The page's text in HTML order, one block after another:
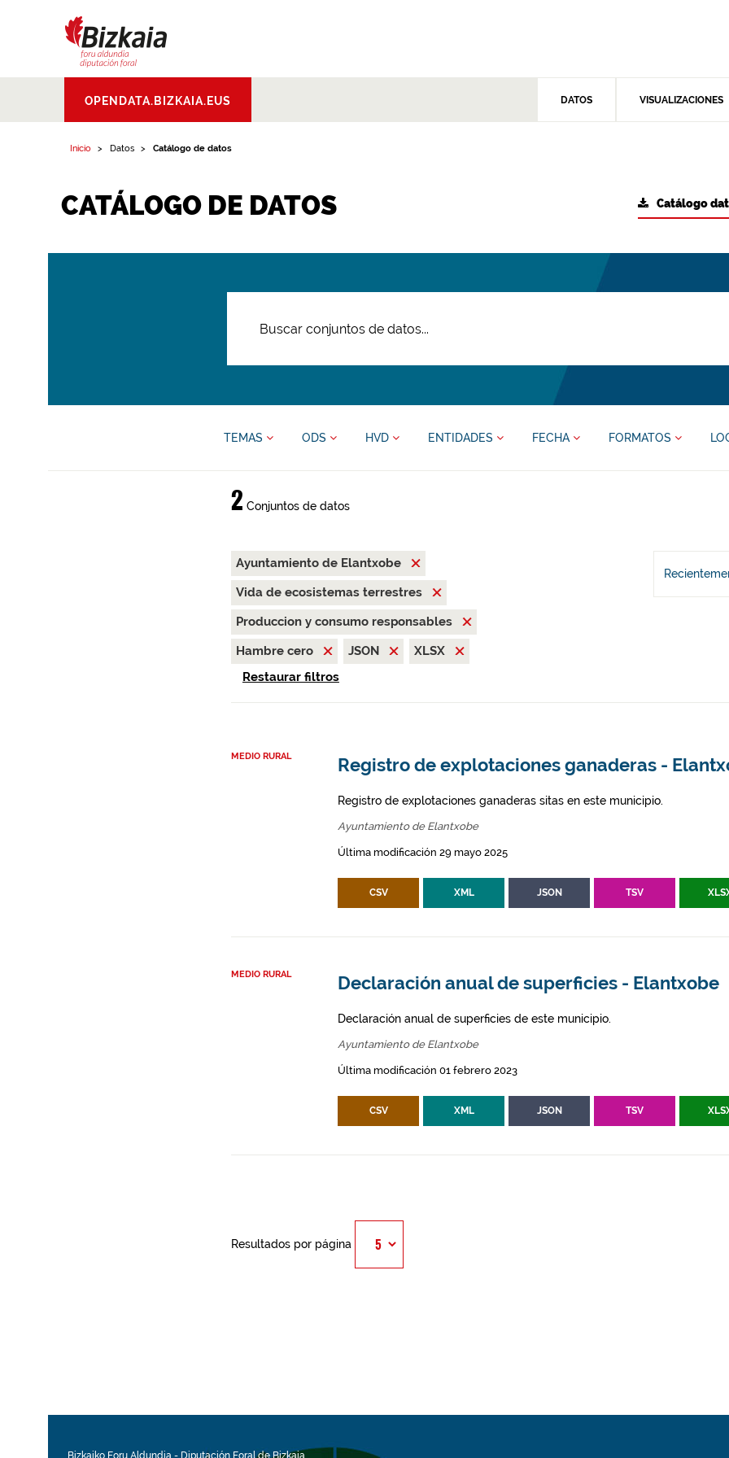
Aldundia.Diputacion
Foral de Bizkaia
OPENDATA.BIZKAIA.EUS DATOS VISUALIZACIONES
Inicio Datos Catálogo de datos
CATÁLOGO DE DATOS Catálogo
TEMAS ODS HVD ENTIDADES FECHA FORMATOS
2 Conjuntos de datos
Ayuntamiento de Elantxobe
Vida de ecosistemas terrestres
Produccion y consumo responsables
Hambre cero
JSON
XLSX
Restaurar filtros
MEDIO RURAL Registro de explotaciones ganaderas -
Registro de explotaciones ganaderas sitas en este municipio.
Ayuntamiento de Elantxobe
Última modificación 29 mayo 2025
CSV XML JSON TSV
MEDIO RURAL Declaración anual de superficies - Elantxobe
Declaración anual de superficies de este municipio.
Ayuntamiento de Elantxobe
Última modificación 01 febrero 2023
CSV XML JSON TSV
Resultados por página